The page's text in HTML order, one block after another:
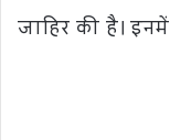
जाहिर की है।